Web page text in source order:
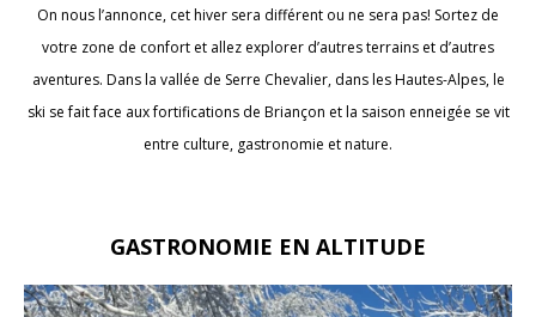
On nous l’annonce, cet hiver sera différent ou ne sera pas! Sortez de
votre zone de confort et allez explorer d’autres terrains et d’autres
aventures. Dans la vallée de Serre Chevalier, dans les Hautes-Alpes, le
ski se fait face aux fortifications de Briançon et la saison enneigée se vit
entre culture, gastronomie et nature.
GASTRONOMIE EN ALTITUDE